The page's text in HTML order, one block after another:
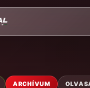
ARCHÍVUM